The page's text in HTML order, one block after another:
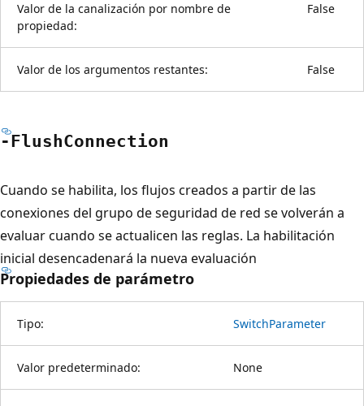
Valor de la canalización por nombre de
propiedad:
False
Valor de los argumentos restantes: False
-FlushConnection
Cuando se habilita, los flujos creados a partir de las
conexiones del grupo de seguridad de red se volverán a
evaluar cuando se actualicen las reglas. La habilitación
inicial desencadenará la nueva evaluación
Propiedades de parámetro
Tipo: SwitchParameter
Valor predeterminado: None